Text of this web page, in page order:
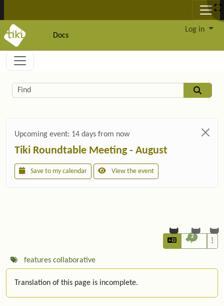
Docs
Log in
Navigation and related functionality and
Related content
Find
Upcoming event: 14 days from now
Tiki Roundtable Meeting - August
Save to my calendar View the event
2
features collaborative
Translation of this page is incomplete.